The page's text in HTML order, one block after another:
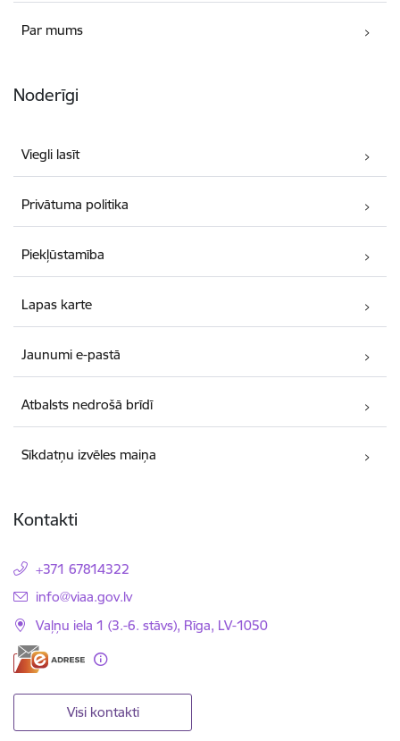
Par mums
Noderīgi
Viegli lasīt
Privātuma politika
Piekļūstamība
Lapas karte
Jaunumi e-pastā
Atbalsts nedrošā brīdī
Sīkdatņu izvēles maiņa
Kontakti
+371 67814322
E-pasts:
info@viaa.gov.lv
Vaļņu iela 1 (3.-6. stāvs), Rīga, LV-1050
Visi kontakti